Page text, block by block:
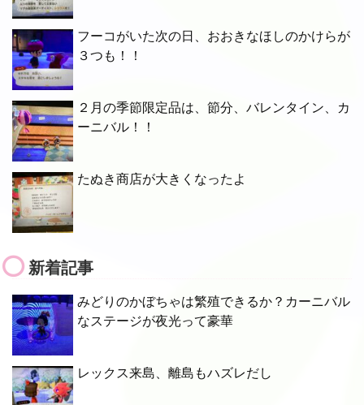
フーコがいた次の日、おおきなほしのかけらが
３つも！！
２月の季節限定品は、節分、バレンタイン、カ
ーニバル！！
たぬき商店が大きくなったよ
新着記事
みどりのかぼちゃは繁殖できるか？カーニバル
なステージが夜光って豪華
レックス来島、離島もハズレだし